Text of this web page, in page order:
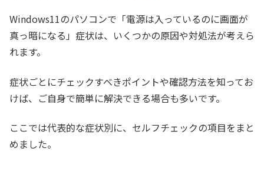
Windows11のパソコンで「電源は入っているのに画面が
真っ暗になる」症状は、いくつかの原因や対処法が考えら
れます。
症状ごとにチェックすべきポイントや確認方法を知ってお
けば、ご自身で簡単に解決できる場合も多いです。
ここでは代表的な症状別に、セルフチェックの項目をまと
めました。